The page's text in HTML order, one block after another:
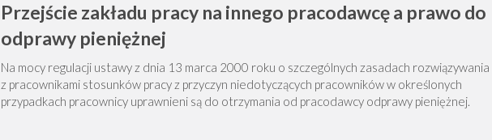
Przejście zakładu pracy na innego pracodawcę a prawo do
odprawy pieniężnej
Na mocy regulacji ustawy z dnia 13 marca 2000 roku o szczególnych zasadach rozwiązywania
z pracownikami stosunków pracy z przyczyn niedotyczących pracowników w określonych
przypadkach pracownicy uprawnieni są do otrzymania od pracodawcy odprawy pieniężnej.